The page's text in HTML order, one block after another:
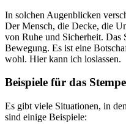
In solchen Augenblicken
Der Mensch, die Decke, die
von Ruhe und Sicherheit. Das
Bewegung. Es ist eine
wohl. Hier kann ich loslassen.
Beispiele für das
Es gibt viele Situationen, in
sind einige Beispiele: